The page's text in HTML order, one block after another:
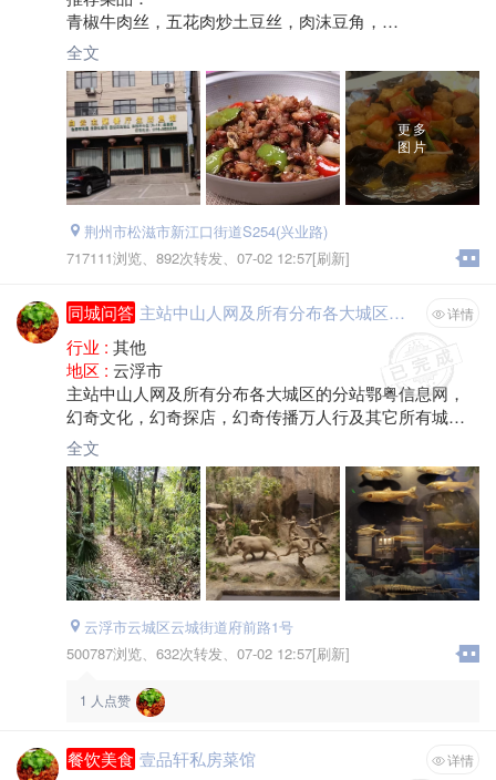
青椒牛肉丝，五花肉炒土豆丝，肉沫豆角，
紫菜蛋汤，米酒汤圆，回锅肉炒胡萝卜，
清炒土豆丝，青椒炒香肠，
评价：
餐厅环境不错，食材新鲜，装修精致，停车方便，有包
间房。
全文
更多
图片
荆州市松滋市新江口街道S254(兴业路)
717111浏览、 892次转发、 07-02 12:57[刷新]
同城问答 主站中山人网及所有分布各大城区的分站鄂粤信息网，幻奇文化，幻奇探店，幻奇传播万人行及其它所有城区的分站小程序以全部开通同步到微信小程序，抖音小程序，快车小程序及其它应用平台， 详情
行业 : 其他
地区 : 云浮市
主站中山人网及所有分布各大城区的分站鄂粤信息网，
幻奇文化，幻奇探店，幻奇传播万人行及其它所有城区
的分站小程序以全部开通同步到微信小程序，抖音小程
序，快车小程序及其它应用平台，遍布全国179个城区，
汇总总计平台注册会员3495万会员。
全文
云浮市云城区云城街道府前路1号
500787浏览、 632次转发、 07-02 12:57[刷新]
1 人点赞
餐饮美食 壹品轩私房菜馆 详情